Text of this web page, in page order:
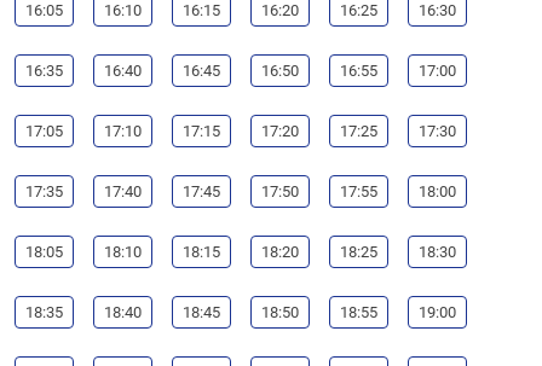
16:05 16:10 16:15 16:20 16:25 16:30
16:35 16:40 16:45 16:50 16:55 17:00
17:05 17:10 17:15 17:20 17:25 17:30
17:35 17:40 17:45 17:50 17:55 18:00
18:05 18:10 18:15 18:20 18:25 18:30
18:35 18:40 18:45 18:50 18:55 19:00